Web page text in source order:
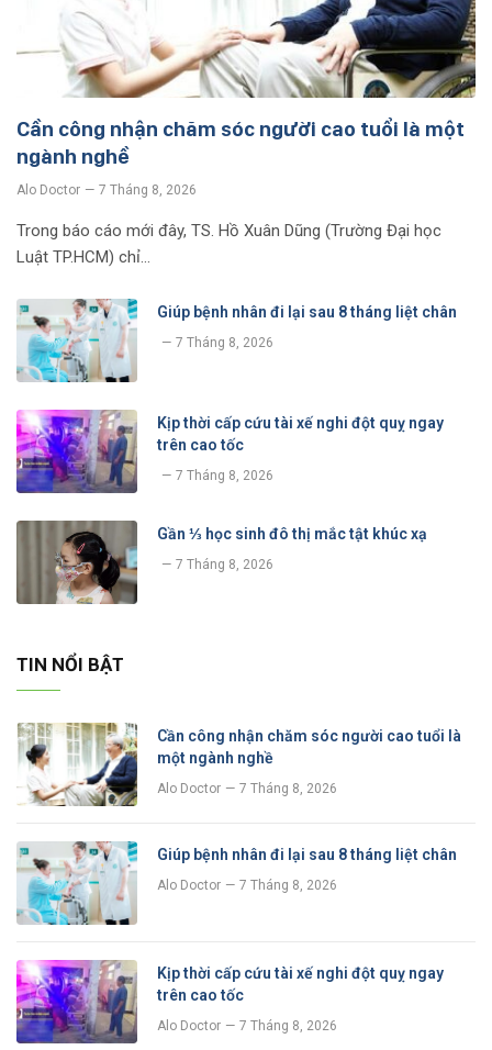
Cần công nhận chăm sóc người cao tuổi là một
ngành nghề
Alo Doctor 7 Tháng 8, 2026
Trong báo cáo mới đây, TS. Hồ Xuân Dũng (Trường Đại học
Luật TP.HCM) chỉ…
Giúp bệnh nhân đi lại sau 8 tháng liệt chân
7 Tháng 8, 2026
Kịp thời cấp cứu tài xế nghi đột quỵ ngay
trên cao tốc
7 Tháng 8, 2026
Gần ⅓ học sinh đô thị mắc tật khúc xạ
7 Tháng 8, 2026
TIN NỔI BẬT
Cần công nhận chăm sóc người cao tuổi là
một ngành nghề
Alo Doctor 7 Tháng 8, 2026
Giúp bệnh nhân đi lại sau 8 tháng liệt chân
Alo Doctor 7 Tháng 8, 2026
Kịp thời cấp cứu tài xế nghi đột quỵ ngay
trên cao tốc
Alo Doctor 7 Tháng 8, 2026